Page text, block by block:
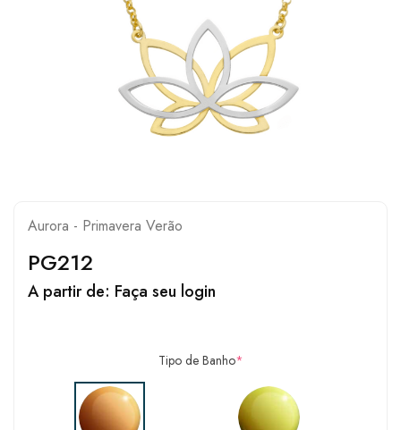
Aurora - Primavera Verão
PG212
A partir de: Faça seu login
Tipo de Banho*